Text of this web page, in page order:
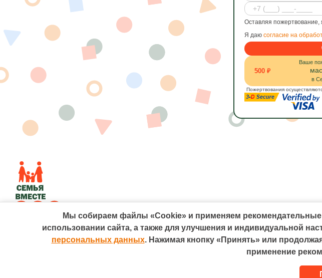
Оставляя
Я даю согласие на
500 ₽
Ваше
в
Пожертвования
Политика персональных данных
Сведения об образовательной организации
2010-2026 ©
Мы собираем файлы «Cookie» и применяем
использовании сайта, а также для улучшения и индивидуальной
персональных данных. Нажимая кнопку «Принять» или
применение